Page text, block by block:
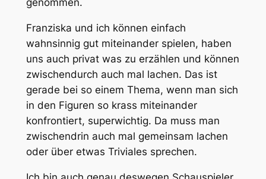
genommen.
Franziska und ich können einfach
wahnsinnig gut miteinander spielen, haben
uns auch privat was zu erzählen und können
zwischendurch auch mal lachen. Das ist
gerade bei so einem Thema, wenn man sich
in den Figuren so krass miteinander
konfrontiert, superwichtig. Da muss man
zwischendrin auch mal gemeinsam lachen
oder über etwas Triviales sprechen.